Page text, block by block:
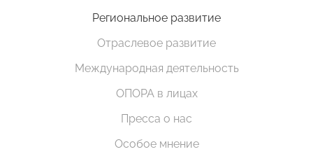
Региональное развитие
Отраслевое развитие
Международная деятельность
ОПОРА в лицах
Пресса о нас
Особое мнение